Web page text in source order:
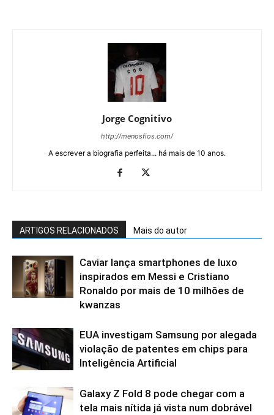
Jorge Cognitivo
http://menosfios.com/
A escrever a biografia perfeita... há mais de 10 anos.
ARTIGOS RELACIONADOS Mais do autor
Caviar lança smartphones de luxo
inspirados em Messi e Cristiano
Ronaldo por mais de 10 milhões de
kwanzas
EUA investigam Samsung por alegada
violação de patentes em chips para
Inteligência Artificial
Galaxy Z Fold 8 pode chegar com a
tela mais nítida já vista num dobrável